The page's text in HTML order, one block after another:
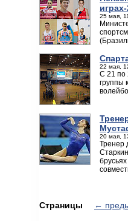
25 мая,
22 мая,
С 21 по
группы
20 мая,
Тренер
Страницы ←